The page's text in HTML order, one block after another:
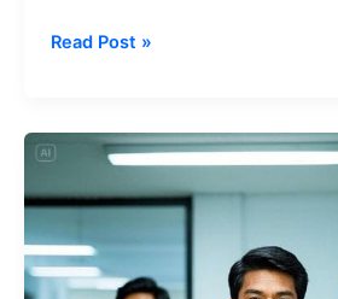
Read Post »
Solusi
Kejahatan:
Jasa
Pasang
CCTV